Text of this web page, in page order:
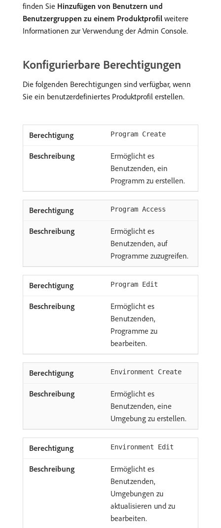
finden Sie Hinzufügen von Benutzern und
Benutzergruppen zu einem Produktprofil weitere
Informationen zur Verwendung der Admin Console.
Konfigurierbare Berechtigungen
Die folgenden Berechtigungen sind verfügbar, wenn
Sie ein benutzerdefiniertes Produktprofil erstellen.
Program Create
Ermöglicht es
Benutzenden, ein
Programm zu erstellen.
Program Access
Ermöglicht es
Benutzenden, auf
Programme zuzugreifen.
Program Edit
Ermöglicht es
Benutzenden,
Programme zu
bearbeiten.
Environment Create
Ermöglicht es
Benutzenden, eine
Umgebung zu erstellen.
Environment Edit
Ermöglicht es
Benutzenden,
Umgebungen zu
aktualisieren und zu
bearbeiten.